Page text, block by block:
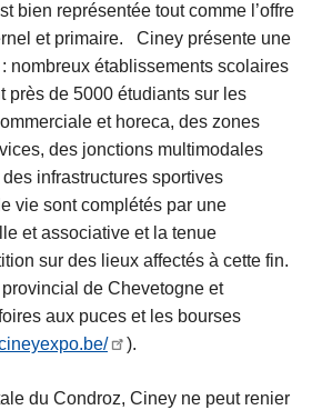
bien représentée tout comme l’offre
et primaire. Ciney présente une
nombreux établissements scolaires
près de 5000 étudiants sur les
et horeca, des zones
des jonctions multimodales
infrastructures sportives
vie sont complétés par une
et associative et la tenue
sur des lieux affectés à cette fin.
de Chevetogne et
aux puces et les bourses
).
du Condroz, Ciney ne peut renier